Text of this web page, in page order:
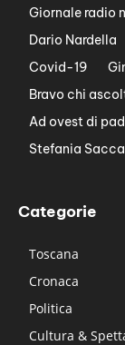
Giornale radio
Dario Nardella
Covid-19
Bravo chi
Ad ovest di
Stefania
Categorie
Toscana
Cronaca
Politica
Cultura &